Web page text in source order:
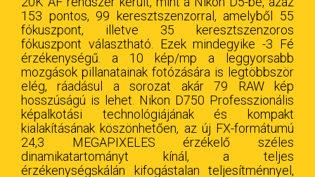
153 pontos, 99 keresztszenzorral, amelyből 55
fókuszpont, illetve 35 keresztszenzoros
fókuszpont választható. Ezek mindegyike -3 Fé
érzékenységű. a 10 kép/mp a leggyorsabb
mozgások pillanatainak fotózására is legtöbbször
elég, ráadásul a sorozat akár 79 RAW kép
hosszúságú is lehet. Nikon D750 Professzionális
képalkotási technológiájának és kompakt
kialakításának köszönhetően, az új FX-formátumú
24,3 MEGAPIXELES érzékelő széles
dinamikatartományt kínál, a teljes
érzékenységskálán kifogástalan teljesítménnyel,